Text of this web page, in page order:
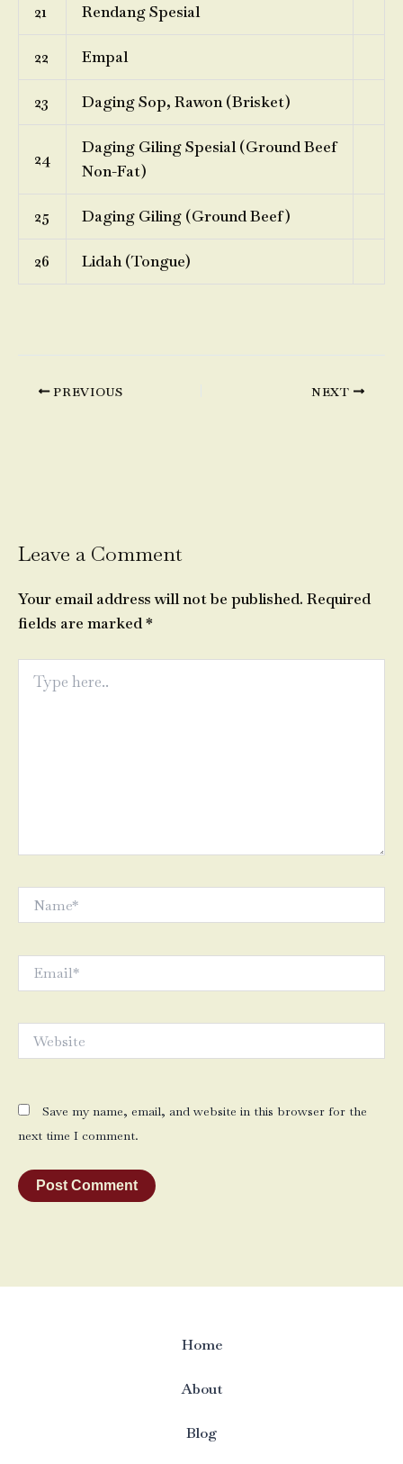
21 Rendang Spesial
22 Empal
23 Daging Sop, Rawon (Brisket)
24
Daging Giling Spesial (Ground Beef
Non-Fat)
25 Daging Giling (Ground Beef)
26 Lidah (Tongue)
PREVIOUS NEXT
Leave a Comment
Your email address will not be published. Required
fields are marked*
here..
Save my name, email, and website in this browser for the
next time I comment.
Home
About
Blog